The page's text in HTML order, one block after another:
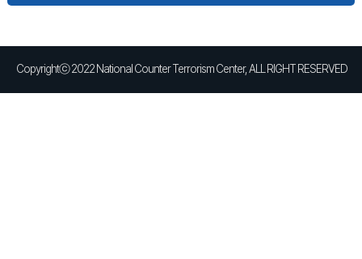
Copyrightⓒ 2022 National Counter Terrorism Center, ALL RIGHT RESERVED